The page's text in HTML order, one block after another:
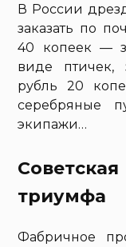
В России
заказать по
40 копеек —
виде птичек,
рубль 20
серебряные
экипажи…
триумфа
Фабричное